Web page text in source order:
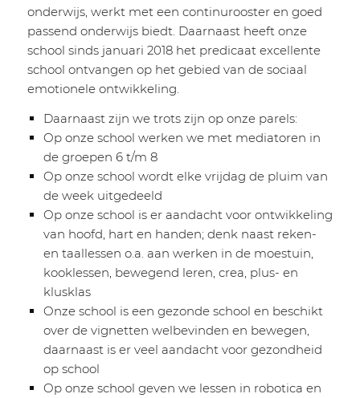
onderwijs, werkt met een continurooster en goed
passend onderwijs biedt. Daarnaast heeft onze
school sinds januari 2018 het predicaat excellente
school ontvangen op het gebied van de sociaal
emotionele ontwikkeling.
Daarnaast zijn we trots zijn op onze parels:
Op onze school werken we met mediatoren in
de groepen 6 t/m 8
Op onze school wordt elke vrijdag de pluim van
de week uitgedeeld
Op onze school is er aandacht voor ontwikkeling
van hoofd, hart en handen; denk naast reken-
en taallessen o.a. aan werken in de moestuin,
kooklessen, bewegend leren, crea, plus- en
klusklas
Onze school is een gezonde school en beschikt
over de vignetten welbevinden en bewegen,
daarnaast is er veel aandacht voor gezondheid
op school
Op onze school geven we lessen in robotica en